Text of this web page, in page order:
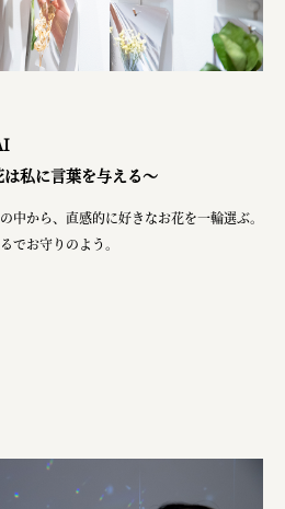
私に言葉を与える～
中から、直感的に好きなお花を一輪選ぶ。
でお守りのよう。